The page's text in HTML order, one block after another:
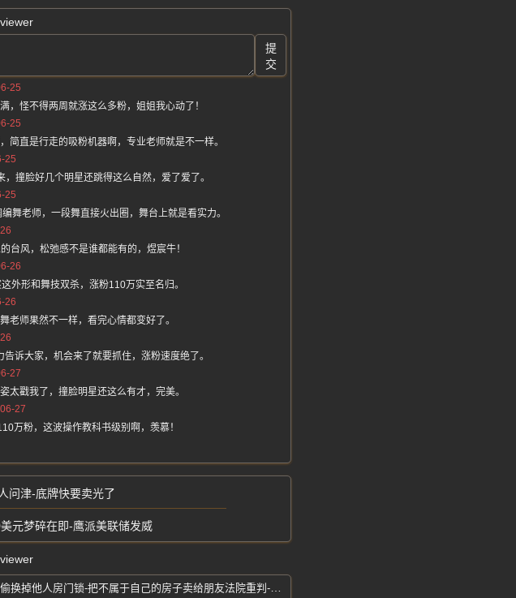
提
交
25
，怪不得两周就涨这么多粉，姐姐我心动了！
25
直是行走的吸粉机器啊，专业老师就是不一样。
25
撞脸好几个明星还跳得这么自然，爱了爱了。
25
舞老师，一段舞直接火出圈，舞台上就是看实力。
台风，松弛感不是谁都能有的，煜宸牛！
26
外形和舞技双杀，涨粉110万实至名归。
26
老师果然不一样，看完心情都变好了。
诉大家，机会来了就要抓住，涨粉速度绝了。
27
太戳我了，撞脸明星还这么有才，完美。
27
万粉，这波操作教科书级别啊，羡慕！
问津-底牌快要卖光了
元梦碎在即-鹰派美联储发威